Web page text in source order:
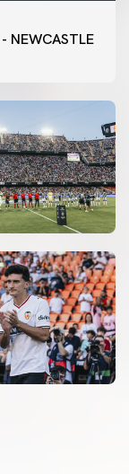
NEWCASTLE
FC